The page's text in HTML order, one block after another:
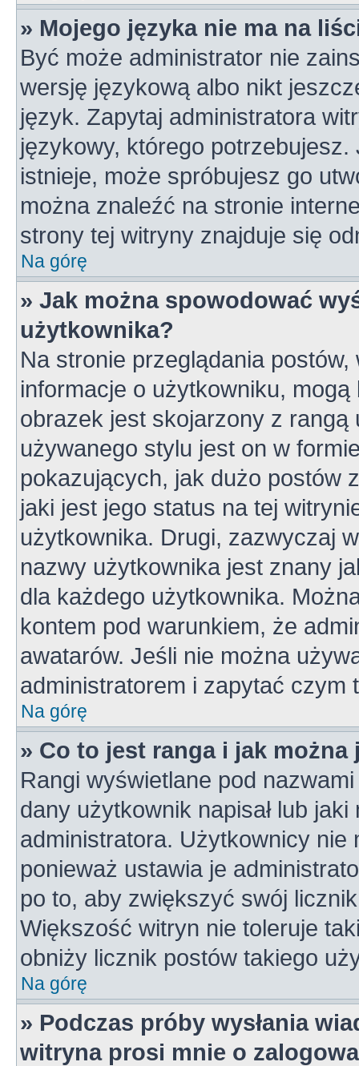
» Mojego języka nie ma na
Być może administrator nie
wersję językową albo nikt
język. Zapytaj administratora
językowy, którego
istnieje, może spróbujesz go
można znaleźć na stronie
strony tej witryny znajduje się
Na górę
» Jak można spowodować
użytkownika?
Na stronie przeglądania
informacje o użytkowniku,
obrazek jest skojarzony z
używanego stylu jest on w
pokazujących, jak dużo postów
jaki jest jego status na tej
użytkownika. Drugi, zazwyczaj
nazwy użytkownika jest znany
dla każdego użytkownika.
kontem pod warunkiem, że
awatarów. Jeśli nie można
administratorem i zapytać czym
Na górę
» Co to jest ranga i jak można
Rangi wyświetlane pod
dany użytkownik napisał lub
administratora. Użytkownicy
ponieważ ustawia je
po to, aby zwiększyć swój
Większość witryn nie toleruje
obniży licznik postów takiego
Na górę
» Podczas próby wysłania
witryna prosi mnie o